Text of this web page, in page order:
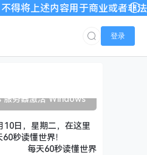
用于商业或者非法用途，
登录
务器激活 Windows
10日，星期二，在这里
60秒读懂世界！
每天60秒读懂世界